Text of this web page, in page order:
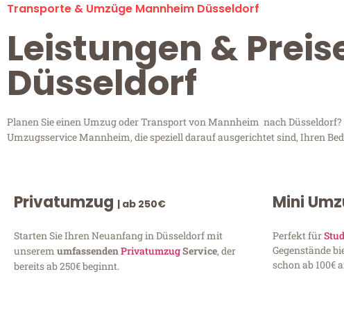
Transporte & Umzüge Mannheim Düsseldorf
Leistungen &
Düsseldorf
Planen Sie einen Umzug oder Transport von Mannheim nach
Umzugsservice Mannheim, die speziell darauf ausgerichtet sind, Ihren
Privatumzug | ab 250€
Starten Sie Ihren Neuanfang in Düsseldorf mit
unserem umfassendenPrivatumzugService, der
bereits ab 250€ beginnt.
Mini
Perfekt für
Gegenstände
schon ab 100€